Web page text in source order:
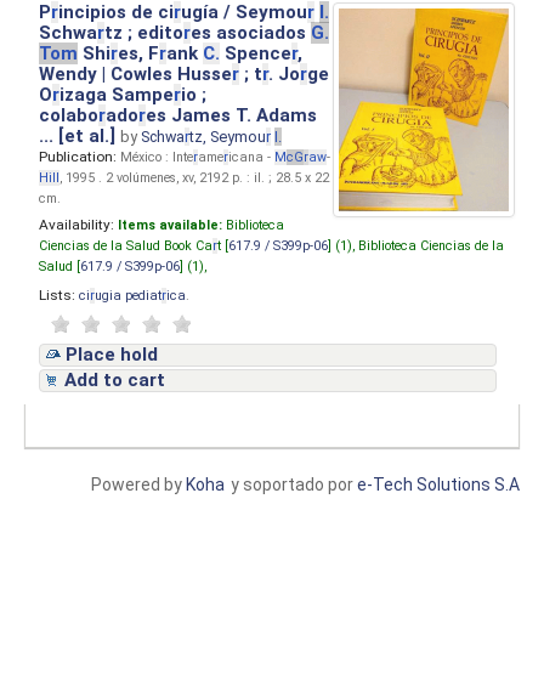
Principios de cirugía / Seymour I.
Schwartz ; editores asociados G.
Tom Shires, Frank C. Spencer,
Wendy | Cowles Husser ; tr. Jorge
Orizaga Samperio ;
colaboradores James T. Adams
... [et al.]by Schwartz, Seymour I.
Publication: México : Interamericana - McGraw-
Hill, 1995 . 2 volúmenes, xv, 2192 p. : il. ; 28.5 x 22
cm.
Availability: Items available: Biblioteca
Ciencias de la Salud Book Cart [ 617.9 / S399p-06 ] (1), Biblioteca Ciencias de la
Salud [ 617.9 / S399p-06 ] (1),
Lists: cirugia pediatrica
Place hold
Add to cart
y soportado pore-Tech Solutions S.A
Powered by Koha